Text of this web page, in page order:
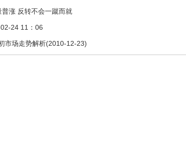
涨 反转不会一蹴而就
24 11：06
市场走势解析(2010-12-23)